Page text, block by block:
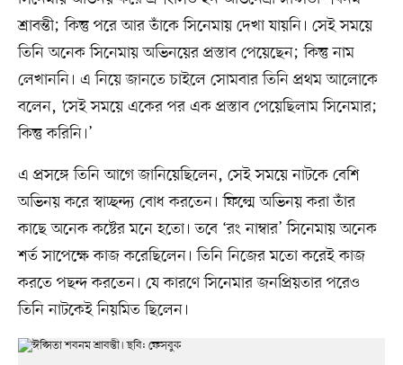
শ্রাবন্তী; কিন্তু পরে আর তাঁকে সিনেমায় দেখা যায়নি। সেই সময়ে
তিনি অনেক সিনেমায় অভিনয়ের প্রস্তাব পেয়েছেন; কিন্তু নাম
লেখাননি। এ নিয়ে জানতে চাইলে সোমবার তিনি প্রথম আলোকে
বলেন, ‘সেই সময়ে একের পর এক প্রস্তাব পেয়েছিলাম সিনেমার;
কিন্তু করিনি।’
এ প্রসঙ্গে তিনি আগে জানিয়েছিলেন, সেই সময়ে নাটকে বেশি
অভিনয় করে স্বাচ্ছন্দ৵ বোধ করতেন। ফিল্মে অভিনয় করা তাঁর
কাছে অনেক কষ্টের মনে হতো। তবে ‘রং নাম্বার’ সিনেমায় অনেক
শর্ত সাপেক্ষে কাজ করেছিলেন। তিনি নিজের মতো করেই কাজ
করতে পছন্দ করতেন। যে কারণে সিনেমার জনপ্রিয়তার পরেও
তিনি নাটকেই নিয়মিত ছিলেন।